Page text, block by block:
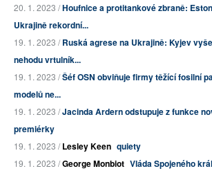
20. 1. 2023 /Houfnice a protitankové zbraně:
Ukrajině rekordní...
19. 1. 2023 /Ruská agrese na Ukrajině: Kyjev
nehodu vrtulník...
19. 1. 2023 /Šéf OSN obviňuje firmy těžící fosilní
modelů ne...
19. 1. 2023 /Jacinda Ardern odstupuje z funkce
premiérky
19. 1. 2023 /Lesley Keen quiety
19. 1. 2023 /George Monbiot Vláda Spojeného